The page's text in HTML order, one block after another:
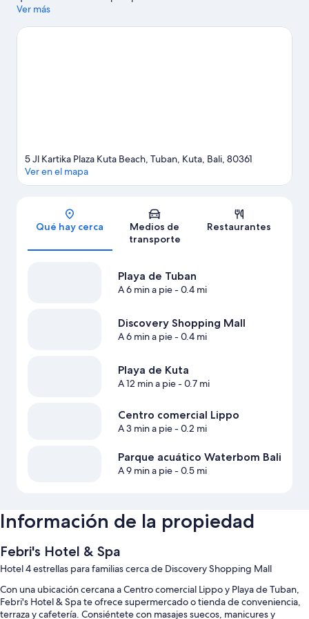
Lippo y Discovery Shopping Mall, mientras que quienes quieran
Playa de Kuta. ¿Viajas con niños? No te pierdas Parque acuático
Ver más
Sección del mapa
5 Jl Kartika Plaza Kuta Beach, Tuban, Kuta, Bali, 80361
Ver en el mapa
Qué hay cerca
Medios de
transporte
Restaurantes
Playa de Tuban
A 6 min a pie- 0.4 mi
Discovery Shopping Mall
A 6 min a pie- 0.4 mi
Playa de Kuta
A 12 min a pie- 0.7 mi
Centro comercial Lippo
A 3 min a pie- 0.2 mi
Parque acuático Waterbom Bali
A 9 min a pie- 0.5 mi
Información de la propiedad
Febri's Hotel & Spa
Hotel 4 estrellas para familias cerca de Discovery Shopping Mall
Con una ubicación cercana a Centro comercial Lippo y Playa de Tuban,
Febri's Hotel & Spa te ofrece supermercado o tienda de conveniencia,
terraza y cafetería. Consiéntete con masajes suecos, manicures y